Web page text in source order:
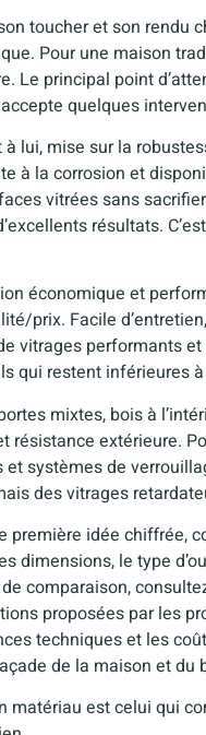
toucher et son rendu
Pour une maison
Le principal point
quelques
à lui, mise sur la
à la corrosion et
vitrées sans
résultats.
économique et
prix. Facile
vitrages performants
qui restent inférieures
mixtes, bois à
résistance extérieure.
systèmes de
des vitrages
première idée chiffrée,
dimensions, le type
comparaison,
proposées par les
techniques et les
de la maison et
matériau est celui qui